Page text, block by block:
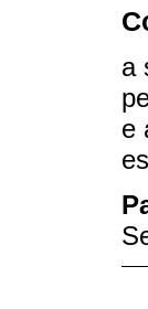
a
e